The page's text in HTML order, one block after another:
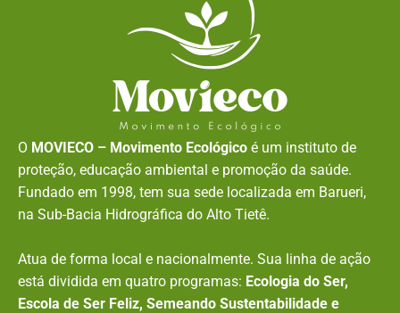
O MOVIECO – Movimento Ecológico é um instituto de
proteção, educação ambiental e promoção da saúde.
Fundado em 1998, tem sua sede localizada em Barueri,
na Sub-Bacia Hidrográfica do Alto Tietê.
Atua de forma local e nacionalmente. Sua linha de ação
está dividida em quatro programas: Ecologia do Ser,
Escola de Ser Feliz, Semeando Sustentabilidade e